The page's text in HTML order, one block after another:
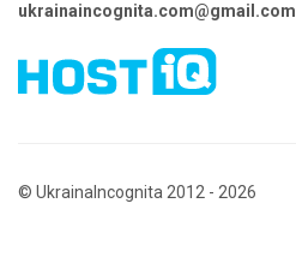
ukrainaincognita.com@gmail.com
© UkrainaIncognita 2012 - 2026